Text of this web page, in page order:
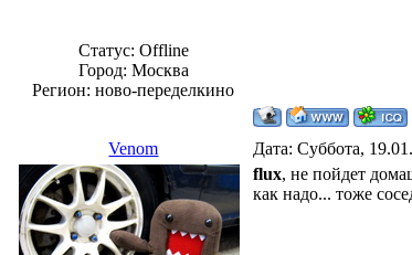
Статус: Offline
Город: Москва
Регион: ново-переделкино
Venom Дата: Суббота,
flux, не пойдет
как надо... тоже